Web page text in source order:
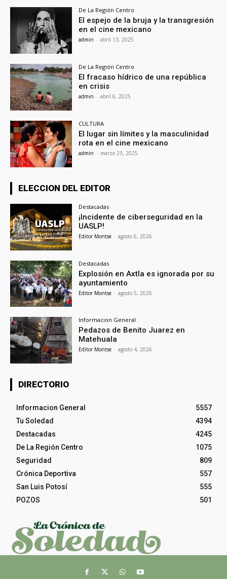
De La Región Centro
El espejo de la bruja y la transgresión
en el cine mexicano
admin - abril 13, 2025
De La Región Centro
El fracaso hídrico de una república
en crisis
admin - abril 6, 2025
CULTURA
El lugar sin límites y la masculinidad
rota en el cine mexicano
admin - marzo 23, 2025
ELECCION DEL EDITOR
Destacadas
¡Incidente de ciberseguridad en la
UASLP!
Editor Montse - agosto 6, 2026
Destacadas
Explosión en Axtla es ignorada por su
ayuntamiento
Editor Montse - agosto 5, 2026
Informacion General
Pedazos de Benito Juarez en
Matehuala
Editor Montse - agosto 4, 2026
DIRECTORIO
Informacion General
5557
Tu Soledad
4394
Destacadas
4245
De La Región Centro
1075
Seguridad
809
Crónica Deportiva
557
San Luis Potosí
555
POZOS
501